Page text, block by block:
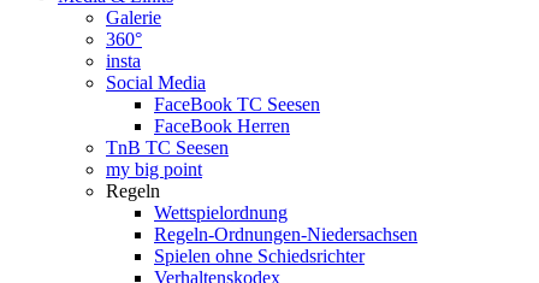
Galerie
360°
insta
Social Media
FaceBook TC Seesen
FaceBook Herren
TnB TC Seesen
my big point
Regeln
Wettspielordnung
Regeln-Ordnungen-Niedersachsen
Spielen ohne Schiedsrichter
Verhaltenskodex